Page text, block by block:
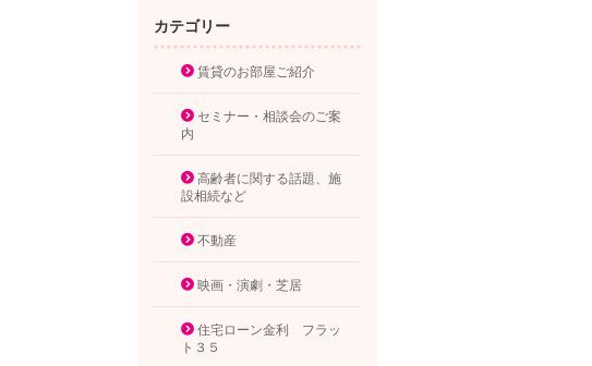
カテゴリー
賃貸のお部屋ご紹介
セミナー・相談会のご案
内
高齢者に関する話題、施
設相続など
不動産
映画・演劇・芝居
住宅ローン金利 フラッ
ト３５